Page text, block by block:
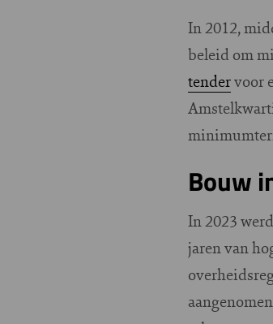
In 2012,
beleid om
tendervoor
Bouw
In 2023
jaren van